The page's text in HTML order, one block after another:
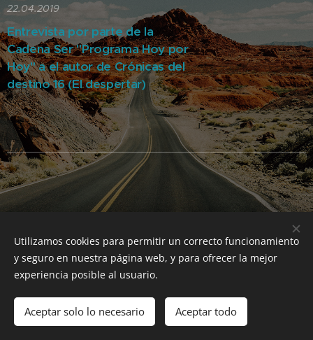
22.04.2019
Entrevista por parte de la
Cadena Ser "Programa Hoy por
Hoy" a el autor de Crónicas del
destino 16 (El despertar)
Próxima Saga:
Crónicas del destino 16: Supremacía
Cookies
Utilizamos cookies para permitir un correcto funcionamiento
y seguro en nuestra página web, y para ofrecer la mejor
experiencia posible al usuario.
Aceptar solo lo necesario Aceptar todo